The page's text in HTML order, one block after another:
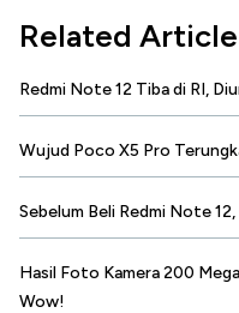
Related
Redmi Note 12 Tiba di RI,
Wujud Poco X5 Pro
Sebelum Beli Redmi Note
Hasil Foto Kamera 200
Wow!